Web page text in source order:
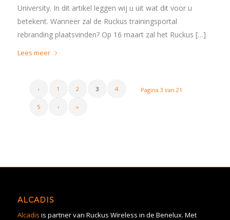
University. In dit artikel leggen wij u uit wat dit voor u
betekent. Wanneer zal de Ruckus trainingsportal
rebranding plaatsvinden? Op 16 maart zal het Ruckus […]
Lees meer
Pagina 3 van 21
‹ 1 2 3 4
5 › »
ALCADIS
Alcadis is partner van Ruckus Wireless in de Benelux. Met